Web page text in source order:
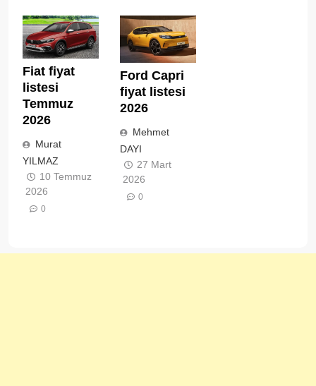
Fiat fiyat
listesi
Temmuz
2026
Murat
YILMAZ
10 Temmuz
2026
0
Ford Capri
fiyat listesi
2026
Mehmet
DAYI
27 Mart
2026
0